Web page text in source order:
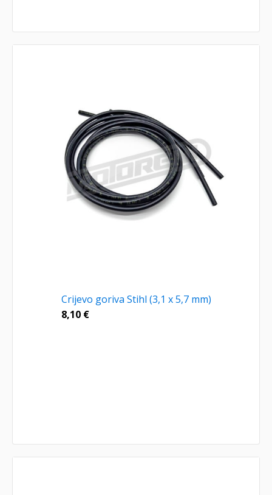
Crijevo goriva Stihl (3,1 x 5,7 mm)
8,10 €